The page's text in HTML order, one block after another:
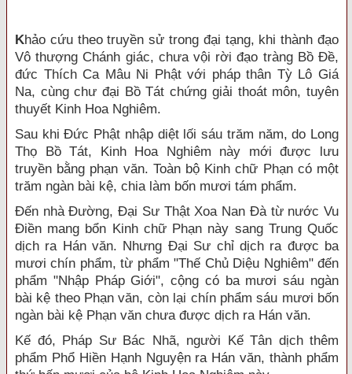
Khảo cứu theo truyền sử trong đại tạng, khi thành đạo
Vô thượng Chánh giác, chưa vội rời đạo tràng Bồ Ðề,
đức Thích Ca Mâu Ni Phật với pháp thân Tỳ Lô Giá
Na, cùng chư đại Bồ Tát chứng giải thoát môn, tuyên
thuyết Kinh Hoa Nghiêm.
Sau khi Ðức Phật nhập diệt lối sáu trăm năm, do Long
Thọ Bồ Tát, Kinh Hoa Nghiêm này mới được lưu
truyền bằng phạn văn. Toàn bộ Kinh chữ Phạn có một
trăm ngàn bài kệ, chia làm bốn mươi tám phẩm.
Ðến nhà Ðường, Ðại Sư Thật Xoa Nan Ðà từ nước Vu
Ðiền mang bổn Kinh chữ Phạn này sang Trung Quốc
dịch ra Hán văn. Nhưng Ðại Sư chỉ dịch ra được ba
mươi chín phẩm, từ phẩm "Thế Chủ Diệu Nghiêm" đến
phẩm "Nhập Pháp Giới", cộng có ba mươi sáu ngàn
bài kệ theo Phạn văn, còn lại chín phẩm sáu mươi bốn
ngàn bài kệ Phạn văn chưa được dịch ra Hán văn.
Kế đó, Pháp Sư Bác Nhã, người Kế Tân dịch thêm
phẩm Phổ Hiền Hạnh Nguyện ra Hán văn, thành phẩm